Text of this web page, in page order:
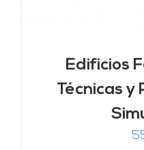
Edificios
Técnicas y